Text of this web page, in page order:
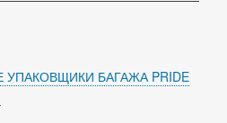
БАГАЖА PRIDE